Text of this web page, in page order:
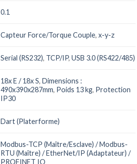
0.1
Capteur Force/Torque Couple,x-y-z
Serial (RS232), TCP/IP,USB 3.0 (RS422/485)
18x E / 18x S,Dimensions :
490x390x287mm, Poids 13 kg, Protection
IP30
Dart (Platerforme)
Modbus-TCP (Maître/Esclave) / Modbus-
RTU (Maître) / EtherNet/IP (Adaptateur) /
PROFINET IO